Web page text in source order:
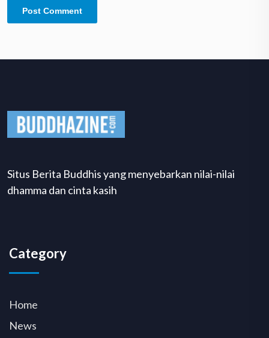
Situs Berita Buddhis yang menyebarkan nilai-nilai
dhamma dan cinta kasih
Category
Home
News